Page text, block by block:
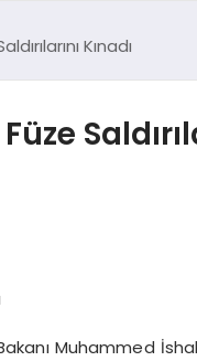
Kınadı
Muhammed